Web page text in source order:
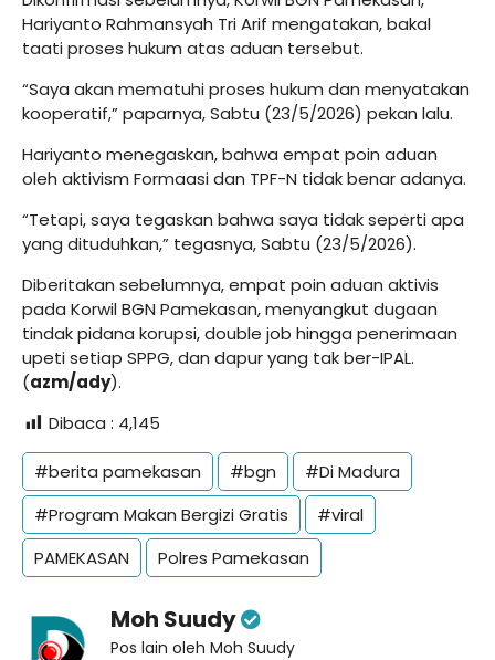
Hariyanto Rahmansyah Tri Arif mengatakan, bakal
taati proses hukum atas aduan tersebut.
“Saya akan mematuhi proses hukum dan menyatakan
kooperatif,” paparnya, Sabtu (23/5/2026) pekan lalu.
Hariyanto menegaskan, bahwa empat poin aduan
oleh aktivism Formaasi dan TPF-N tidak benar adanya.
“Tetapi, saya tegaskan bahwa saya tidak seperti apa
yang dituduhkan,” tegasnya, Sabtu (23/5/2026).
Diberitakan sebelumnya, empat poin aduan aktivis
pada Korwil BGN Pamekasan, menyangkut dugaan
tindak pidana korupsi, double job hingga penerimaan
upeti setiap SPPG, dan dapur yang tak ber-IPAL.
(azm/ady).
Dibaca : 4,145
#berita pamekasan #bgn
#Di Madura
#Program Makan Bergizi Gratis
#viral
PAMEKASAN
Polres Pamekasan
Moh Suudy
Pos lain oleh Moh Suudy